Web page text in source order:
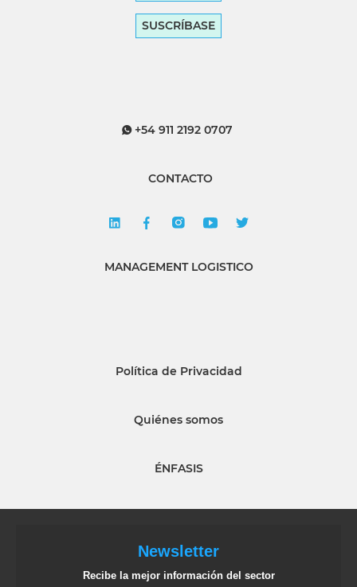
SUSCRÍBASE
+54 911 2192 0707
CONTACTO
MANAGEMENT LOGISTICO
Política de Privacidad
Quiénes somos
ÉNFASIS
Newsletter
Recibe la mejor información del sector